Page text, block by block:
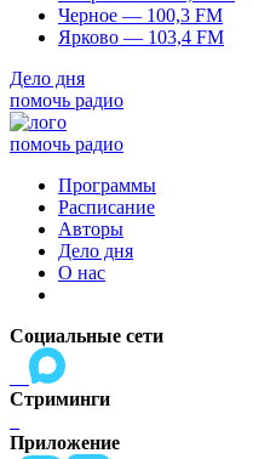
Черное — 100,3 FM
Ярково — 103,4 FM
Дело дня
помочь радио
помочь радио
Программы
Расписание
Авторы
Дело дня
О нас
Социальные сети
Стриминги
Приложение